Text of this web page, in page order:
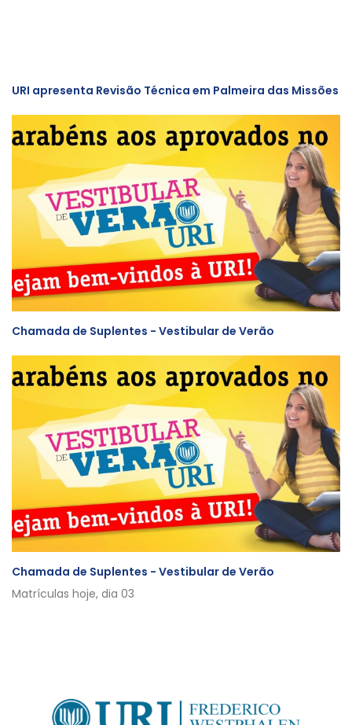
URI apresenta Revisão Técnica em Palmeira das Missões
Chamada de Suplentes - Vestibular de Verão
Chamada de Suplentes - Vestibular de Verão
Matrículas hoje, dia 03